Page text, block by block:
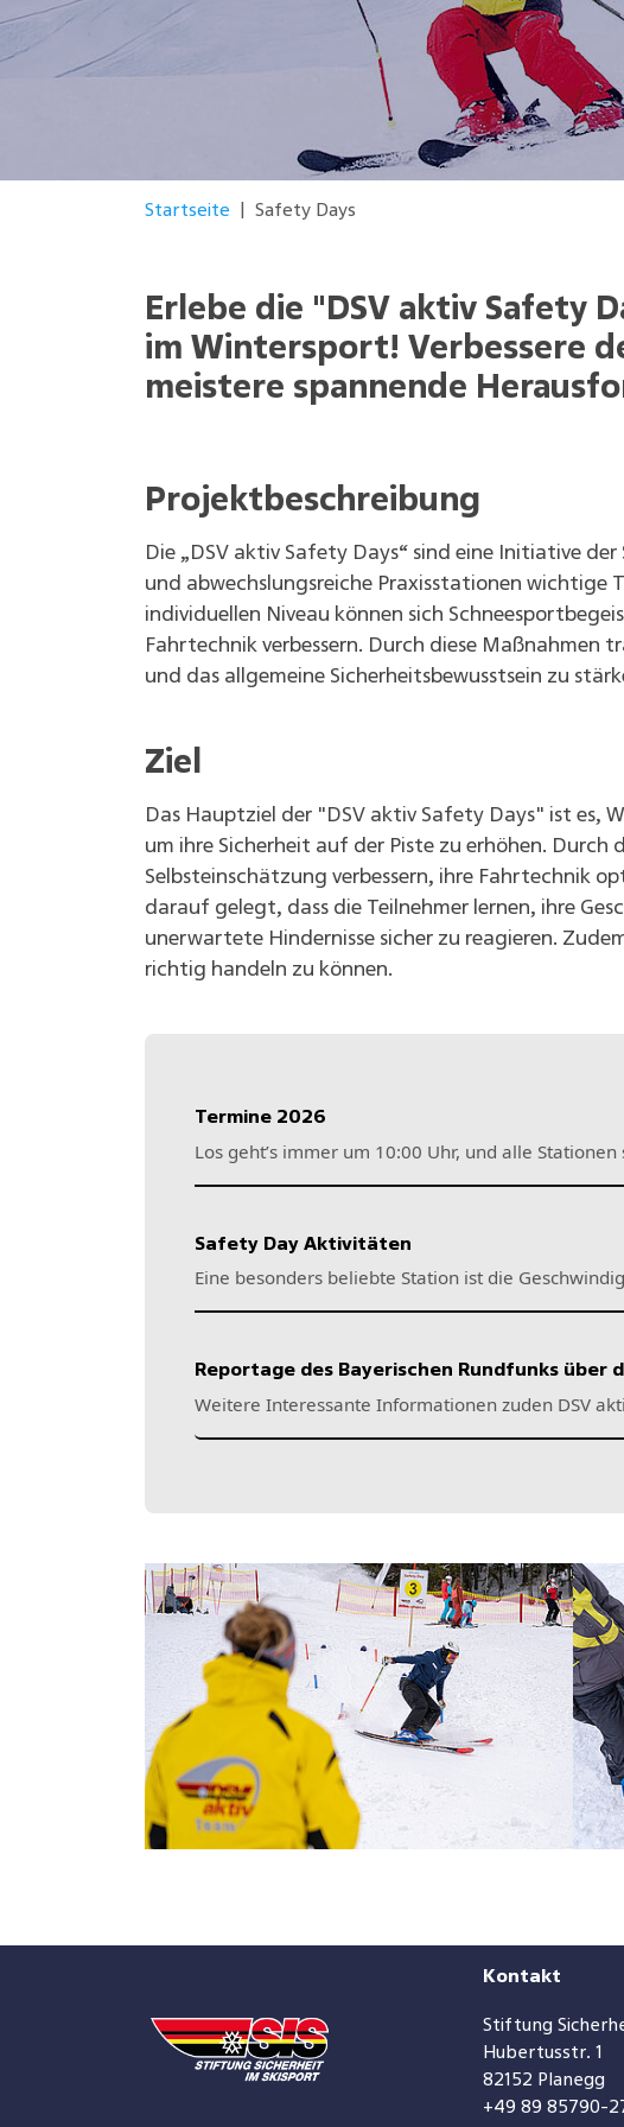
Startseite Safety Days
Erlebe die "DSV aktiv Safety
im Wintersport! Verbessere
meistere spannende
Projektbeschreibung
Die „DSV aktiv Safety Days“ sind eine Initiative
und abwechslungsreiche Praxisstationen wichtige
individuellen Niveau können sich
Fahrtechnik verbessern. Durch diese
und das allgemeine Sicherheitsbewusstsein zu
Ziel
Das Hauptziel der "DSV aktiv Safety Days" ist es,
um ihre Sicherheit auf der Piste zu erhöhen. Durch
Selbsteinschätzung verbessern, ihre Fahrtechnik
darauf gelegt, dass die Teilnehmer lernen, ihre
unerwartete Hindernisse sicher zu reagieren.
richtig handeln zu können.
Termine 2026
Safety Day Aktivitäten
Reportage des Bayerischen Rundfunks über
Kontakt
Stiftung
Hubertusstr. 1
82152 Planegg
+49 89 85790-